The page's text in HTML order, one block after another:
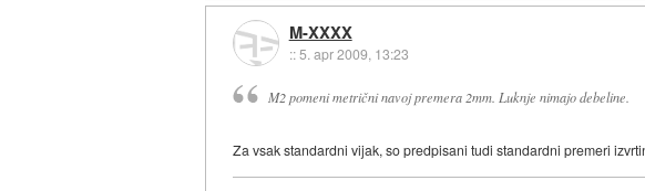
M-XXXX
::5. apr 2009, 13:23
M2 pomeni metrični navoj premera 2mm. Luknje nimajo debeline.
Za vsak standardni vijak, so predpisani tudi standardni premeri